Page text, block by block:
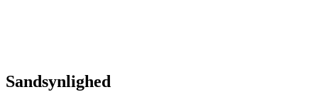
Sandsynlighed